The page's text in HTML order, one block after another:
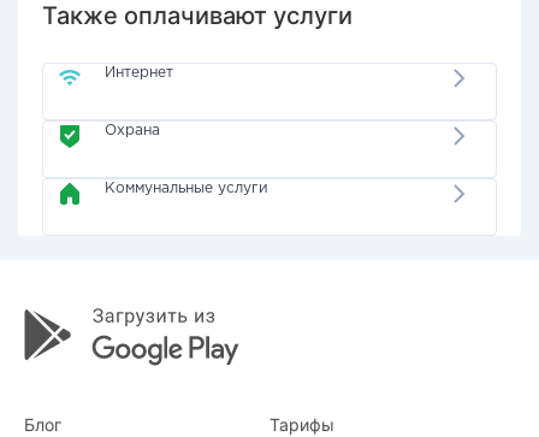
Также оплачивают услуги
Интернет
Охрана
Коммунальные услуги
Блог Тарифы